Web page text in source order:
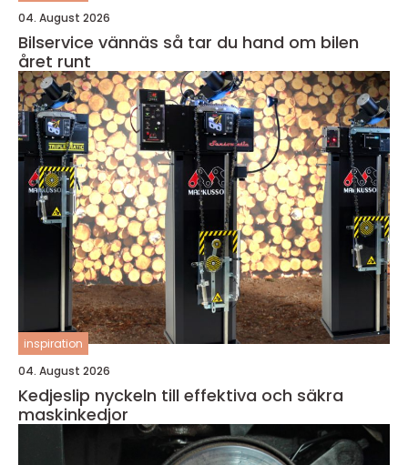
04. August 2026
Bilservice vännäs så tar du hand om bilen
året runt
inspiration
04. August 2026
Kedjeslip nyckeln till effektiva och säkra
maskinkedjor